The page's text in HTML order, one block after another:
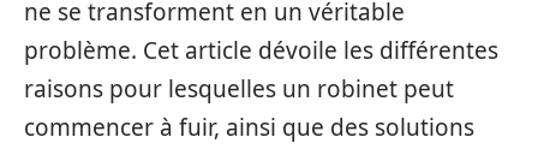
ne se transforment en un véritable
problème. Cet article dévoile les différentes
raisons pour lesquelles un robinet peut
commencer à fuir, ainsi que des solutions